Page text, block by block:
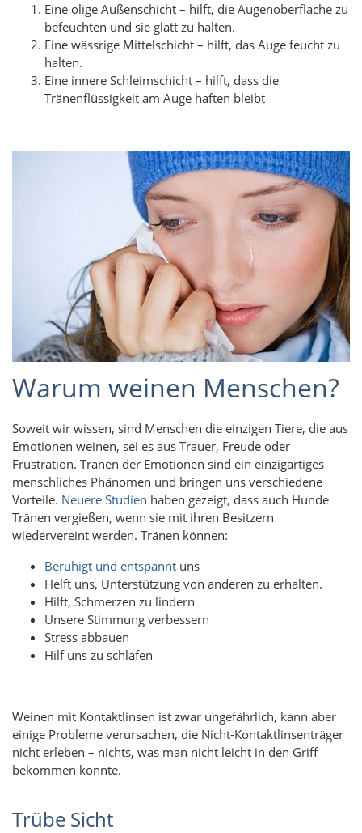
Eine ölige Außenschicht – hilft, die Augenoberfläche zu
befeuchten und sie glatt zu halten.
Eine wässrige Mittelschicht – hilft, das Auge feucht zu
halten.
Eine innere Schleimschicht – hilft, dass die
Tränenflüssigkeit am Auge haften bleibt
Warum weinen Menschen?
Soweit wir wissen, sind Menschen die einzigen Tiere, die aus
Emotionen weinen, sei es aus Trauer, Freude oder
Frustration. Tränen der Emotionen sind ein einzigartiges
menschliches Phänomen und bringen uns verschiedene
Vorteile. Neuere Studien haben gezeigt, dass auch Hunde
Tränen vergießen, wenn sie mit ihren Besitzern
wiedervereint werden. Tränen können:
Beruhigt und entspannt uns
Helft uns, Unterstützung von anderen zu erhalten.
Hilft, Schmerzen zu lindern
Unsere Stimmung verbessern
Stress abbauen
Hilf uns zu schlafen
Weinen mit Kontaktlinsen ist zwar ungefährlich, kann aber
einige Probleme verursachen, die Nicht-Kontaktlinsenträger
nicht erleben – nichts, was man nicht leicht in den Griff
bekommen könnte.
Trübe Sicht